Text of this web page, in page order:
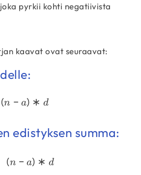
joka pyrkii kohti negatiivista
kaavat ovat seuraavat:
n^{th} Term = a +
(n − a) ∗ d
edistyksen summa:
S = \frac{n}{2} *
(n − a) ∗ d